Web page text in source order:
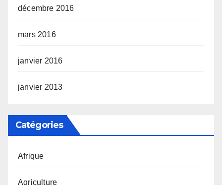
décembre 2016
mars 2016
janvier 2016
janvier 2013
Catégories
Afrique
Agriculture